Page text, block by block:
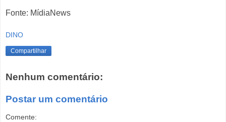
Fonte: MídiaNews
DINO
Compartilhar
Nenhum comentário:
Postar um comentário
Comente: